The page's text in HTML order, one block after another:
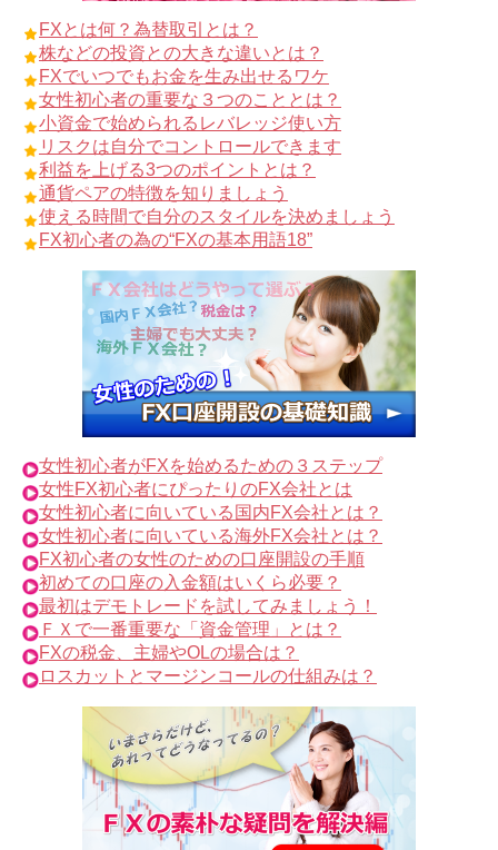
FXとは何？為替取引とは？
株などの投資との大きな違いとは？
FXでいつでもお金を生み出せるワケ
女性初心者の重要な３つのこととは？
小資金で始められるレバレッジ使い方
リスクは自分でコントロールできます
利益を上げる3つのポイントとは？
通貨ペアの特徴を知りましょう
使える時間で自分のスタイルを決めましょう
FX初心者の為の“FXの基本用語18”
女性初心者がFXを始めるための３ステップ
女性FX初心者にぴったりのFX会社とは
女性初心者に向いている国内FX会社とは？
女性初心者に向いている海外FX会社とは？
FX初心者の女性のための口座開設の手順
初めての口座の入金額はいくら必要？
最初はデモトレードを試してみましょう！
ＦＸで一番重要な「資金管理」とは？
FXの税金、主婦やOLの場合は？
ロスカットとマージンコールの仕組みは？